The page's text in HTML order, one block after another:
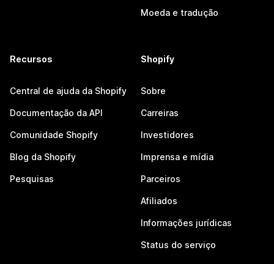
Moeda e tradução
Recursos
Central de ajuda da Shopify
Documentação da API
Comunidade Shopify
Blog da Shopify
Pesquisas
Shopify
Sobre
Carreiras
Investidores
Imprensa e mídia
Parceiros
Afiliados
Informações jurídicas
Status do serviço